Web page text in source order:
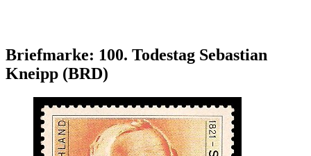
Briefmarke: 100. Todestag Sebastian
Kneipp (BRD)